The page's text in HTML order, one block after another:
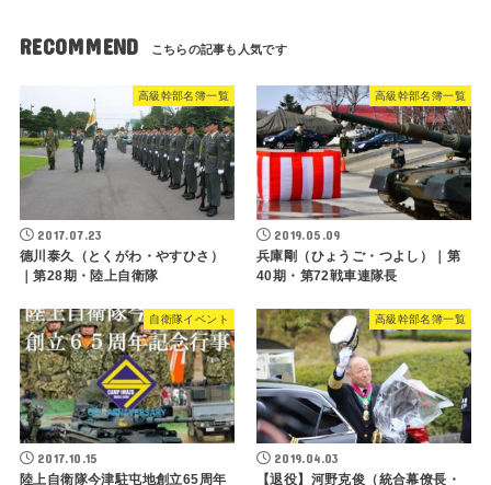
RECOMMEND
高級幹部名簿一覧
2017.07.23
德川泰久（とくがわ・やすひさ）
｜第28期・陸上自衛隊
高級幹部名簿一覧
2019.05.09
兵庫剛（ひょうご・つよし）｜第
40期・第72戦車連隊長
自衛隊イベント
2017.10.15
陸上自衛隊今津駐屯地創立65周年
高級幹部名簿一覧
2019.04.03
【退役】河野克俊（統合幕僚長・